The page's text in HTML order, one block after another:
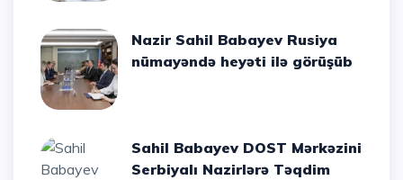
Nazir Sahil Babayev Rusiya
nümayəndə heyəti ilə görüşüb
Sahil Babayev DOST Mərkəzini
Serbiyalı Nazirlərə Təqdim